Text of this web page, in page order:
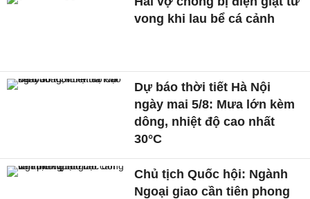
vong khi lau bể cá cảnh
Dự báo thời tiết Hà Nội
ngày mai 5/8: Mưa lớn kèm
dông, nhiệt độ cao nhất
30°C
Chủ tịch Quốc hội: Ngành
Ngoại giao cần tiên phong